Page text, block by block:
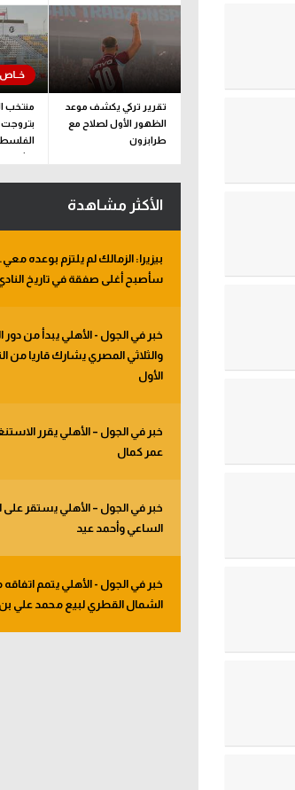
تقرير تركي يكشف موعد
الظهور الأول لصلاح مع
طرابزون
منتخب
راشد
الأكثر مشاهدة
بيزيرا: الزمالك لم يلتزم بوعده
سأصبح أغلى صفقة في تاريخ
والثلاثي المصري يشارك قاريا من
الأول
خبر في الجول – الأهلي يقرر
عمر كمال
خبر في الجول – الأهلي يستقر على
الساعي وأحمد عيد
خبر في الجول - الأهلي يتمم
الشمال القطري لبيع محمد علي